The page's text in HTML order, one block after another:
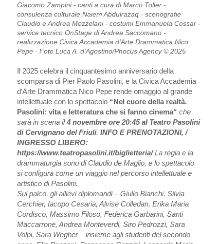
Giacomo Zampini - canti a cura di Marco Toller -
consulenza culturale Naiem Abdulrazaq - scenografie
Claudio e Andrea Mezzelani - costumi Emmanuela Cossar -
service tecnico OnStage di Andrea Saccomano -
realizzazione Civica Accademia d’Arte Drammatica Nico
Pepe - Foto Luca A. d'Agostino/Phocus Agency © 2025
Il 2025 celebra il cinquantesimo anniversario della
scomparsa di Pier Paolo Pasolini, e la Civica Accademia
d’Arte Drammatica Nico Pepe rende omaggio al grande
intellettuale con lo spettacolo “Nel cuore della realtà.
Pasolini: vita e letteratura che si fanno cinema“ che
sarà in scena il4 novembre ore 20:45 al Teatro Pasolini
di Cervignano del Friuli. INFO E PRENOTAZIONI, /
INGRESSO LIBERO:
https://www.teatropasolini.it/biglietteria/La regia e la
drammaturgia sono di Claudio de Maglio, e lo spettacolo
si configura come un viaggio nel percorso intellettuale e
artistico di Pasolini.
Sul palco, gli allievi diplomandi – Giulio Bianchi, Silvia
Cerchier, Iacopo Cesaria, Alvise Colledan, Erika Maria
Cordisco, Massimo Filoso, Federica Garbarini, Santi
Maccarrone, Andrea Monteverdi, Siro Pedrozzi, Sara
Volpi, Sara Wegher – insieme agli studenti del secondo